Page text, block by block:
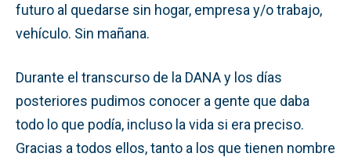
futuro al quedarse sin hogar, empresa y/o trabajo,
vehículo. Sin mañana.
Durante el transcurso de la DANA y los días
posteriores pudimos conocer a gente que daba
todo lo que podía, incluso la vida si era preciso.
Gracias a todos ellos, tanto a los que tienen nombre